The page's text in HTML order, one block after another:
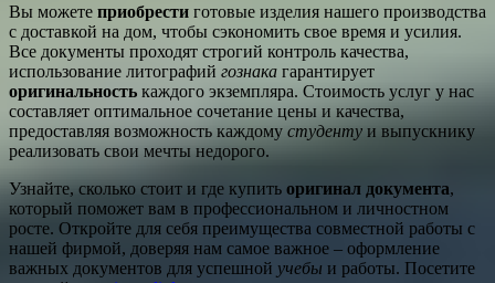
Вы можете приобрести готовые изделия нашего производства
с доставкой на дом, чтобы сэкономить свое время и усилия.
Все документы проходят строгий контроль качества,
использование литографий гознака гарантирует
оригинальность каждого экземпляра. Стоимость услуг у нас
составляет оптимальное сочетание цены и качества,
предоставляя возможность каждому студенту и выпускнику
реализовать свои мечты недорого.
Узнайте, сколько стоит и где купить оригинал документа,
который поможет вам в профессиональном и личностном
росте. Откройте для себя преимущества совместной работы с
нашей фирмой, доверяя нам самое важное – оформление
важных документов для успешной учебы и работы. Посетите